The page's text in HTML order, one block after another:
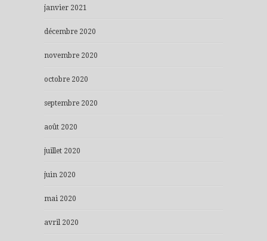
janvier 2021
décembre 2020
novembre 2020
octobre 2020
septembre 2020
août 2020
juillet 2020
juin 2020
mai 2020
avril 2020